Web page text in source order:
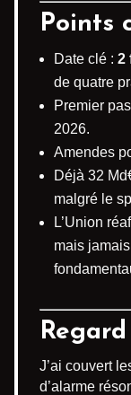
Points
Date clé : 2
de quatre
Premier
2026.
Amendes
Déjà 32
malgré le
L’Union
mais
J’ai couvert
d’alarme